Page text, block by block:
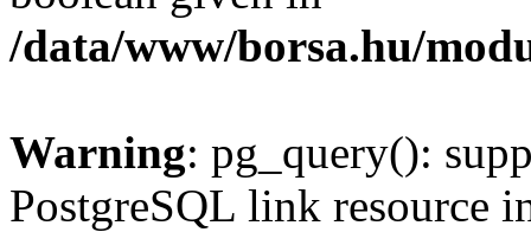
/data/www/borsa.hu/
Warning: pg_query():
PostgreSQL link resource